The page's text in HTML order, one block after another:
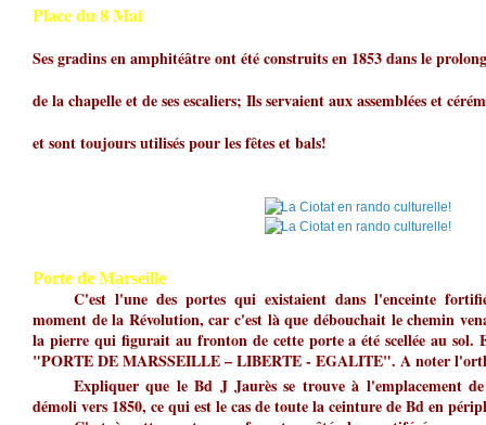
Place du 8 Mai
Ses gradins en amphitéâtre ont été construits en 1853 dans le
de la chapelle et de ses escaliers; Ils servaient aux assemblées et
et sont toujours utilisés pour les fêtes et bals!
Porte de Marseille
C'est l'une des portes qui existaient dans l'enceinte
moment de la Révolution, car c'est là que débouchait le chemin
la pierre qui figurait au fronton de cette porte a été scellée au sol.
"PORTE DE MARSSEILLE – LIBERTE - EGALITE". A noter
Expliquer que le Bd J Jaurès se trouve à l'emplacement
démoli vers 1850, ce qui est le cas de toute la ceinture de Bd en